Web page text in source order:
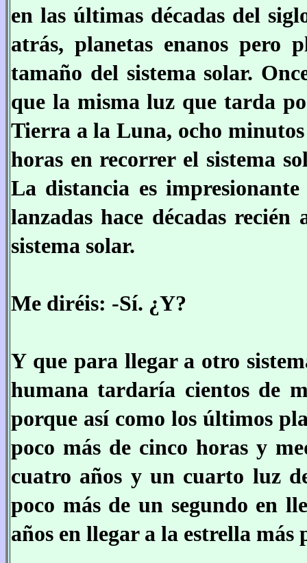
en las últimas décadas del
atrás, planetas enanos pero
tamaño del sistema solar.
que la misma luz que tarda
Tierra a la Luna, ocho
horas en recorrer el sistema
La distancia es
lanzadas hace décadas
sistema solar.
Me diréis: -Sí. ¿Y?
Y que para llegar a otro
humana tardaría cientos de
porque así como los últimos
poco más de cinco horas y
cuatro años y un cuarto luz
poco más de un segundo en
años en llegar a la estrella más